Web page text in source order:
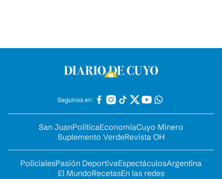
Seguinos en:
San JuanPolíticaEconomíaCuyo Minero
Suplemento VerdeRevista OH
PolicialesPasión DeportivaEspectáculosArgentina
El MundoRecetasEn las redes